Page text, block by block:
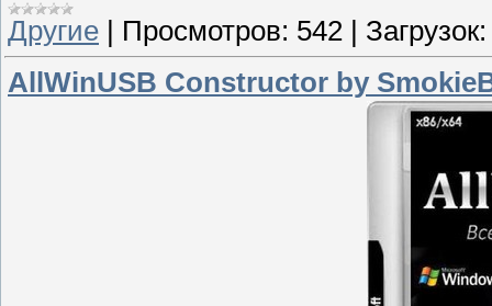
Другие | Просмотров: 542 | Загрузок:
AllWinUSB Constructor by